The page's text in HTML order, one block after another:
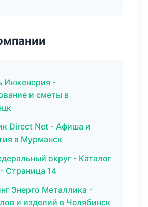
Инженерия -
и сметы в
Direct Net - Афиша и
в Мурманск
округ - Каталог
Страница 14
Энерго Металлика -
и изделий в Челябинск